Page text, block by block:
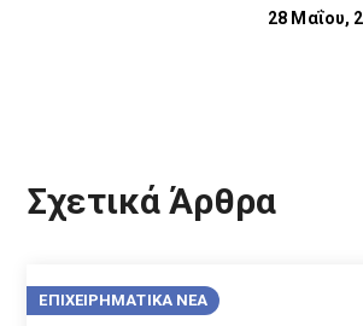
28 Μαΐου,
Σχετικά Άρθρα
ΕΠΙΧΕΙΡΗΜΑΤΙΚΑ ΝΕΑ